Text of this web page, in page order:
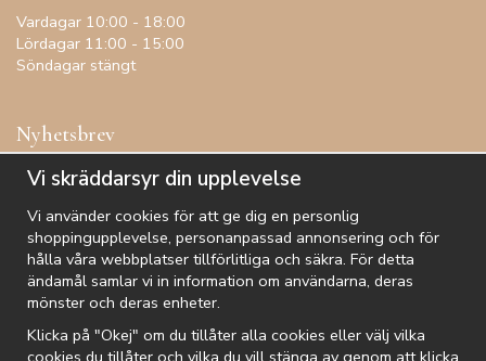
Vardagar 10:00 - 18:00
Lördagar 11:00 - 15:00
Söndagar stängt
Nyhetsbrev
Få inspiration, förtur till kampanjer, specialerbjudanden och
De uppgifter du matar in kommer endast användas till våra nyhetsbrev.
Vi skräddarsyr din upplevelse
Vi använder cookies för att ge dig en personlig
shoppingupplevelse, personanpassad annonsering och för
hålla våra webbplatser tillförlitliga och säkra. För detta
ändamål samlar vi in information om användarna, deras
mönster och deras enheter.
Klicka på "Okej" om du tillåter alla cookies eller välj vilka
cookies du tillåter och vilka du vill stänga av genom att klicka